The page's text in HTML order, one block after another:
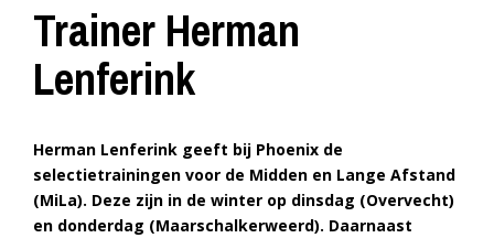
Trainer Herman
Lenferink
Herman Lenferink geeft bij Phoenix de
selectietrainingen voor de Midden en Lange Afstand
(MiLa). Deze zijn in de winter op dinsdag (Overvecht)
en donderdag (Maarschalkerweerd). Daarnaast